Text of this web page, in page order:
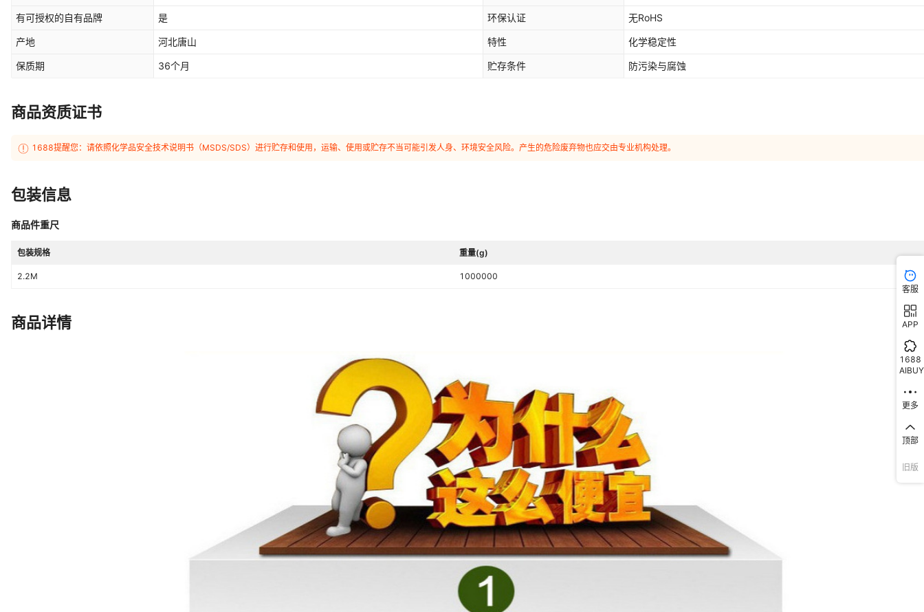
有可授权的自有品牌 是 环保认证 无RoHS
产地 河北唐山 特性 化学稳定性
保质期 36个月 贮存条件 防污染与腐蚀
商品资质证书
1688提醒您：请依照化学品安全技术说明书（MSDS/SDS）进行贮存和使用，运输、使用或贮存不当可能引发人身、环境安全风险。产生的危险废弃物也应交由专业机构处理。
包装信息
商品件重尺
包装规格 重量(g)
2.2M 1000000
商品详情
客服
APP
1688
AIBUY
更多
顶部
旧版